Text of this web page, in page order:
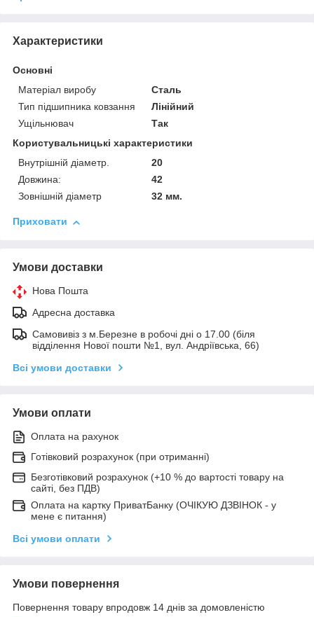
Характеристики
Основні
Матеріал виробу
Сталь
Тип підшипника ковзання
Лінійний
Ущільнювач
Так
Користувальницькі характеристики
Внутрішній діаметр.
20
Довжина:
42
Зовнішній діаметр
32 мм.
Приховати
Умови доставки
Нова Пошта
Адресна доставка
Самовивіз з м.Березне в робочі дні о 17.00 (біля
відділення Нової пошти №1, вул. Андріївська, 66)
Всі умови доставки
Умови оплати
Оплата на рахунок
Готівковий розрахунок (при отриманні)
Безготівковий розрахунок (+10 % до вартості товару на
сайті, без ПДВ)
Оплата на картку ПриватБанку (ОЧІКУЮ ДЗВІНОК - у
мене є питання)
Всі умови оплати
Умови повернення
Повернення товару впродовж 14 днів за домовленістю